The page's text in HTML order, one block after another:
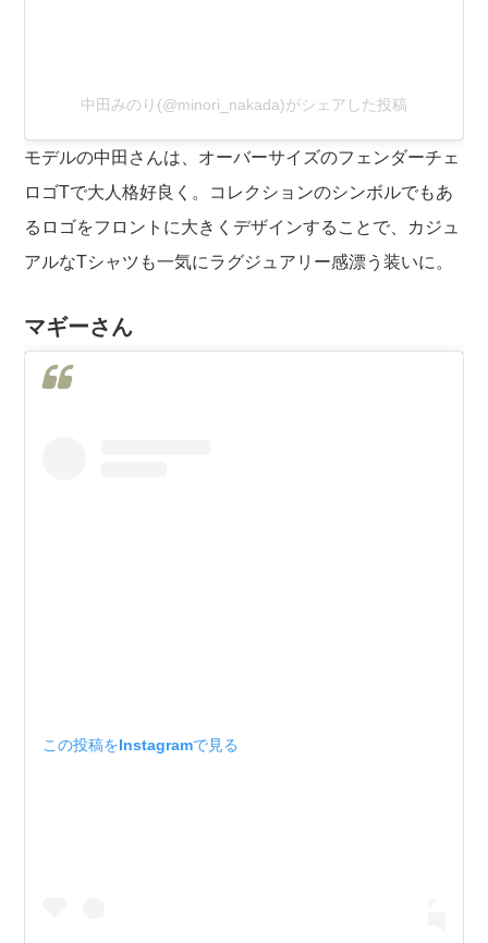
中田みのり(@minori_nakada)がシェアした投稿
モデルの中田さんは、オーバーサイズのフェンダーチェ
ロゴTで大人格好良く。コレクションのシンボルでもあ
るロゴをフロントに大きくデザインすることで、カジュ
アルなTシャツも一気にラグジュアリー感漂う装いに。
マギーさん
この投稿をInstagramで見る